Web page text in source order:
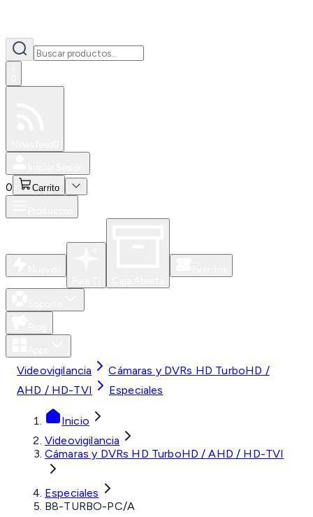
0 Carrito
Videovigilancia
Cámaras y DVRs HD TurboHD /
AHD / HD-TVI
Especiales
Inicio
Videovigilancia
Cámaras y DVRs HD TurboHD / AHD / HD-TVI
Especiales
B8-TURBO-PC/A